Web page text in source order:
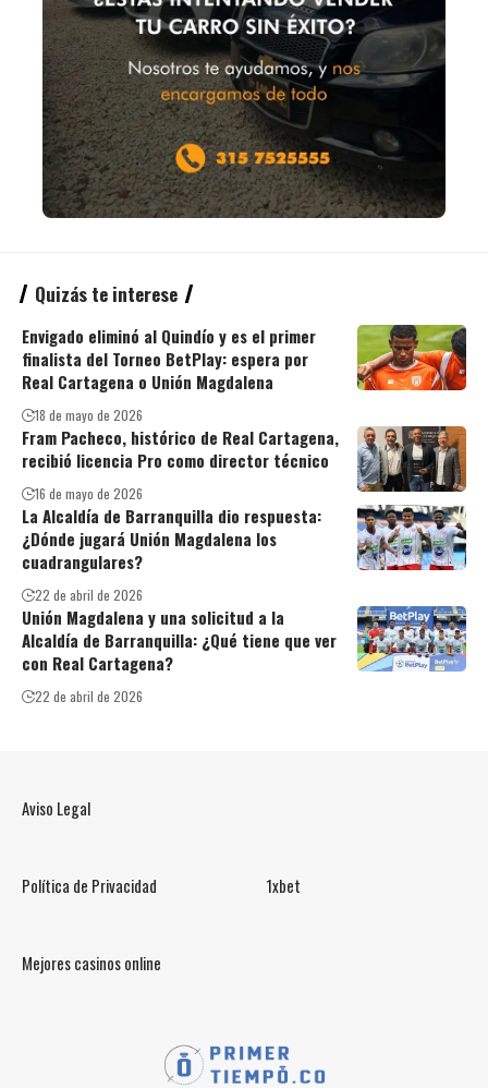
Quizás te interese
Envigado eliminó al Quindío y es el primer
finalista del Torneo BetPlay: espera por
Real Cartagena o Unión Magdalena
18 de mayo de 2026
Fram Pacheco, histórico de Real Cartagena,
recibió licencia Pro como director técnico
16 de mayo de 2026
La Alcaldía de Barranquilla dio respuesta:
¿Dónde jugará Unión Magdalena los
cuadrangulares?
22 de abril de 2026
Unión Magdalena y una solicitud a la
Alcaldía de Barranquilla: ¿Qué tiene que ver
con Real Cartagena?
22 de abril de 2026
Aviso Legal
Política de Privacidad 1xbet
Mejores casinos online